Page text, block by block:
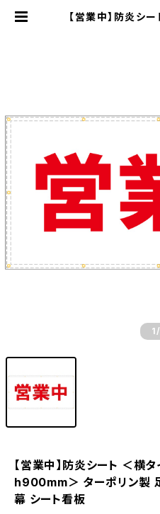
【営業中】防炎シ
1
【営業中】防炎シート ＜
h900mm＞ ターポリン製
幕 シート看板